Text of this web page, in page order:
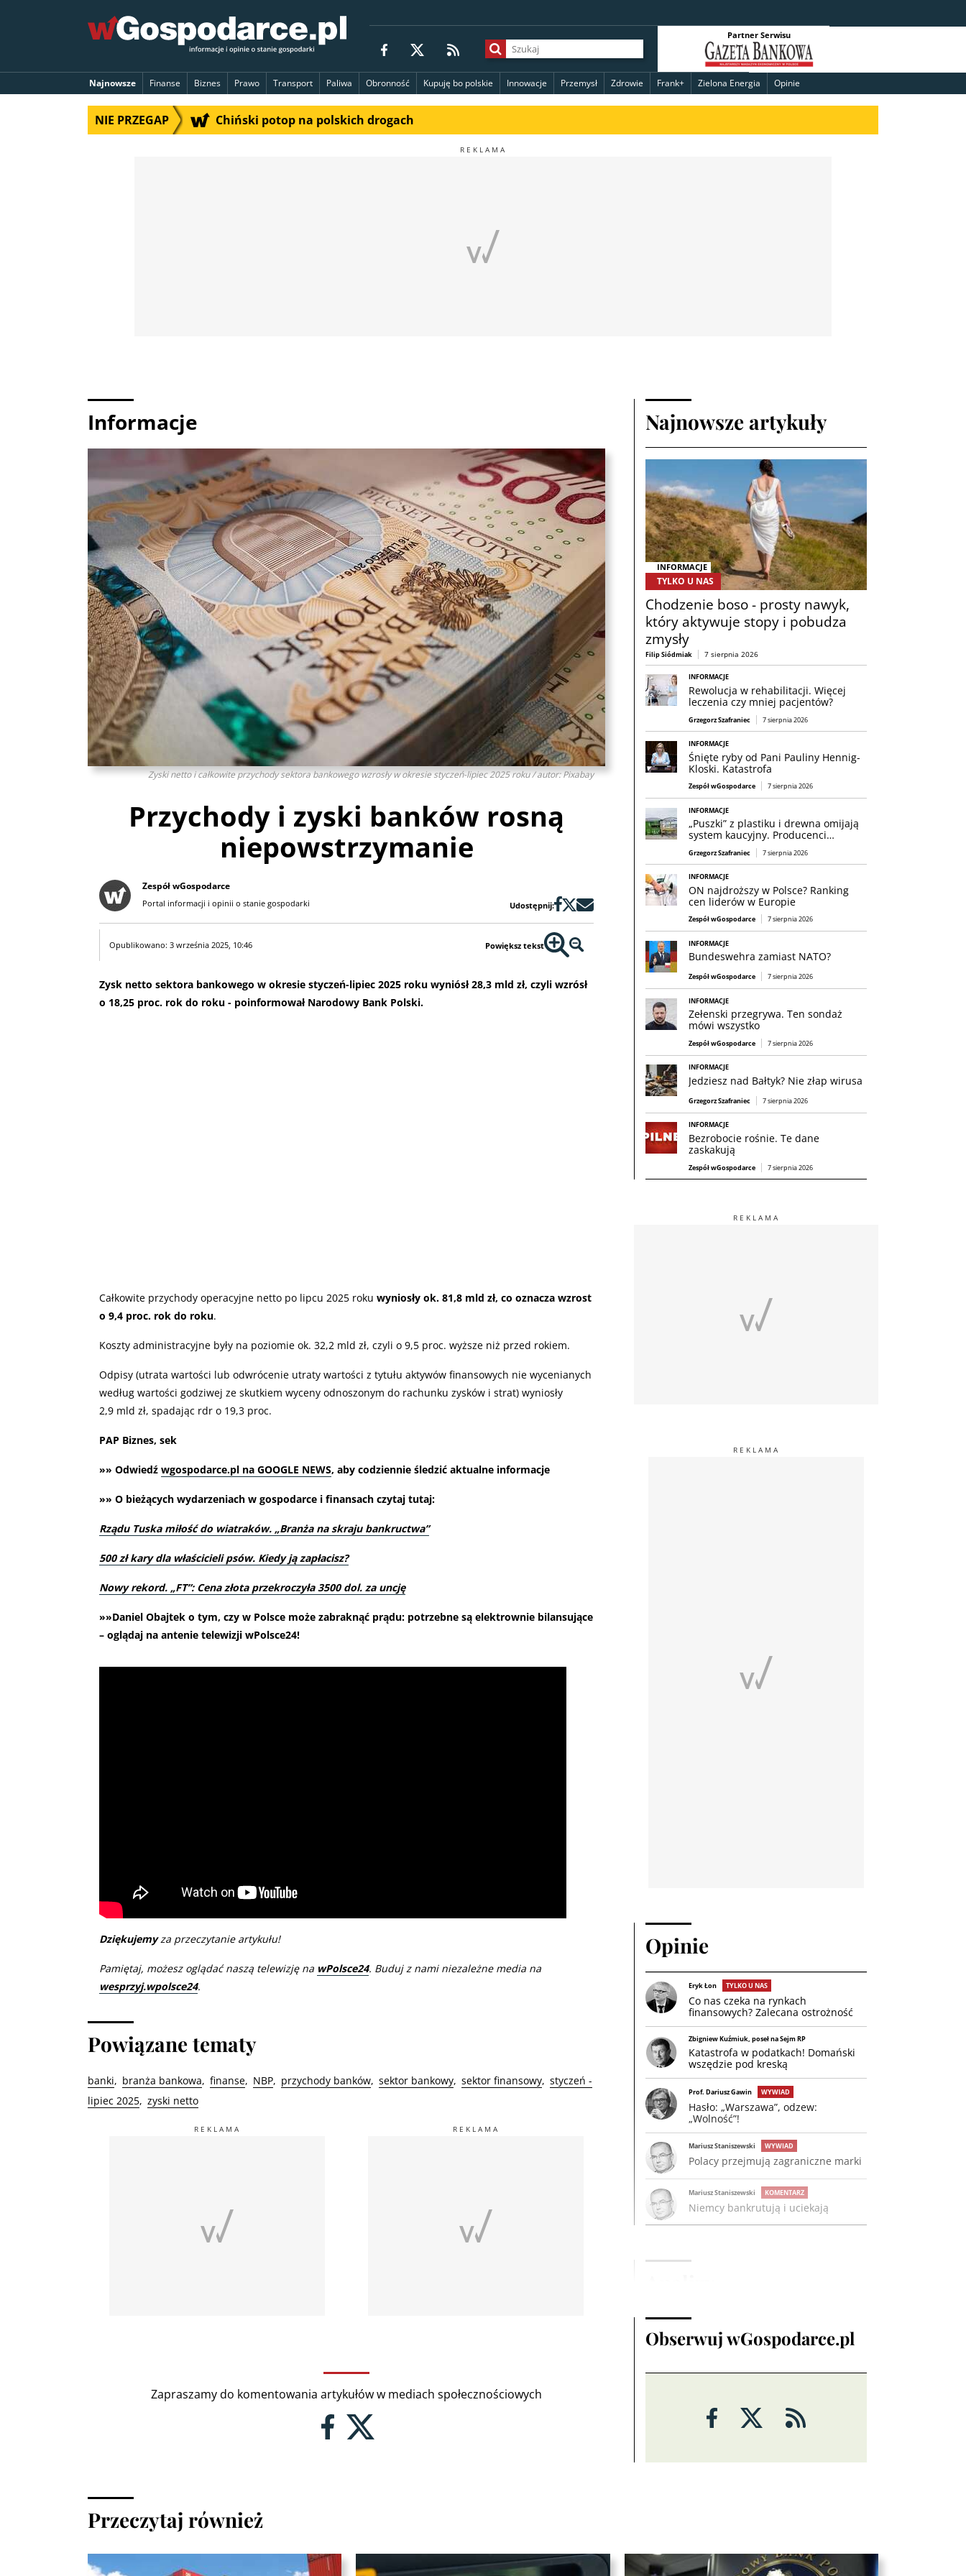
Partner Serwisu
Najnowsze Finanse Biznes Prawo Transport Paliwa Obronność Kupuję bo polskie Innowacje Przemysł Zdrowie Frank+ Zielona Energia Opinie
NIE PRZEGAP Chiński potop na polskich drogach
Informacje
Zyski netto i całkowite przychody sektora bankowego wzrosły w okresie styczeń-lipiec 2025 roku / autor: Pixabay
Przychody i zyski banków rosną
niepowstrzymanie
Zespół wGospodarce
Portal informacji i opinii o stanie gospodarki Udostępnij:
Opublikowano: 3 września 2025, 10:46 Powiększ tekst
Zysk netto sektora bankowego w okresie styczeń-lipiec 2025 roku wyniósł 28,3 mld zł, czyli wzrósł
o 18,25 proc. rok do roku - poinformował Narodowy Bank Polski.
Całkowite przychody operacyjne netto po lipcu 2025 roku wyniosły ok. 81,8 mld zł, co oznacza wzrost
o 9,4 proc. rok do roku.
Koszty administracyjne były na poziomie ok. 32,2 mld zł, czyli o 9,5 proc. wyższe niż przed rokiem.
Odpisy (utrata wartości lub odwrócenie utraty wartości z tytułu aktywów finansowych nie wycenianych
według wartości godziwej ze skutkiem wyceny odnoszonym do rachunku zysków i strat) wyniosły
2,9 mld zł, spadając rdr o 19,3 proc.
PAP Biznes, sek
»» Odwiedź wgospodarce.pl na GOOGLE NEWS, aby codziennie śledzić aktualne informacje
»» O bieżących wydarzeniach w gospodarce i finansach czytaj tutaj:
Rządu Tuska miłość do wiatraków. „Branża na skraju bankructwa”
500 zł kary dla właścicieli psów. Kiedy ją zapłacisz?
Nowy rekord. „FT”: Cena złota przekroczyła 3500 dol. za uncję
»»Daniel Obajtek o tym, czy w Polsce może zabraknąć prądu: potrzebne są elektrownie bilansujące
– oglądaj na antenie telewizji wPolsce24!
Dziękujemyza przeczytanie artykułu!
Pamiętaj, możesz oglądać naszą telewizję na wPolsce24. Buduj z nami niezależne media na
wesprzyj.wpolsce24.
Powiązane tematy
banki branża bankowa finanse NBP przychody banków sektor bankowy sektor finansowy styczeń -
lipiec 2025 zyski netto
Zapraszamy do komentowania artykułów w mediach społecznościowych
Najnowsze artykuły
INFORMACJE
TYLKO U NAS
Chodzenie boso - prosty nawyk,
który aktywuje stopy i pobudza
zmysły
Filip Siódmiak 7 sierpnia 2026
INFORMACJE
Rewolucja w rehabilitacji. Więcej
leczenia czy mniej pacjentów?
Grzegorz Szafraniec 7 sierpnia 2026
INFORMACJE
Śnięte ryby od Pani Pauliny Hennig-
Kloski. Katastrofa
Zespół wGospodarce 7 sierpnia 2026
INFORMACJE
„Puszki” z plastiku i drewna omijają
system kaucyjny. Producenci…
Grzegorz Szafraniec 7 sierpnia 2026
INFORMACJE
ON najdroższy w Polsce? Ranking
cen liderów w Europie
Zespół wGospodarce 7 sierpnia 2026
INFORMACJE
Bundeswehra zamiast NATO?
Zespół wGospodarce 7 sierpnia 2026
INFORMACJE
Zełenski przegrywa. Ten sondaż
mówi wszystko
Zespół wGospodarce 7 sierpnia 2026
INFORMACJE
Jedziesz nad Bałtyk? Nie złap wirusa
Grzegorz Szafraniec 7 sierpnia 2026
INFORMACJE
Bezrobocie rośnie. Te dane
zaskakują
Zespół wGospodarce 7 sierpnia 2026
Opinie
Eryk Łon TYLKO U NAS
Co nas czeka na rynkach
finansowych? Zalecana ostrożność
Zbigniew Kuźmiuk, poseł na Sejm RP
Katastrofa w podatkach! Domański
wszędzie pod kreską
Prof. Dariusz Gawin WYWIAD
Hasło: „Warszawa”, odzew:
„Wolność”!
Mariusz Staniszewski WYWIAD
Polacy przejmują zagraniczne marki
Mariusz Staniszewski KOMENTARZ
Niemcy bankrutują i uciekają
Czy rynek pracy w USA ma
Michał Stajniak 6 sierpnia 2026
Obserwuj wGospodarce.pl
Przeczytaj również